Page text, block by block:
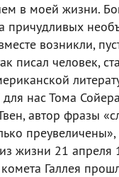
в моей жизни.
причудливых
возникли,
писал человек,
нас Тома
автор фразы
жизни 21 апреля
Галлея